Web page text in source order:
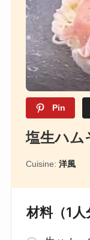
Pin
塩生ハム
Cuisine: 洋風
材料（1人